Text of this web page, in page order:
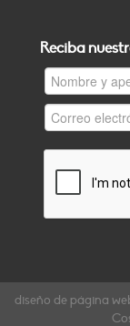
Reciba
diseño de página